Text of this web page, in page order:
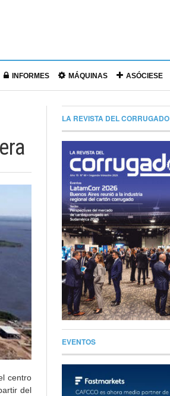
INFORMES MÁQUINAS ASÓCIESE
centro
del
LA REVISTA DEL CORRUGADO
EVENTOS